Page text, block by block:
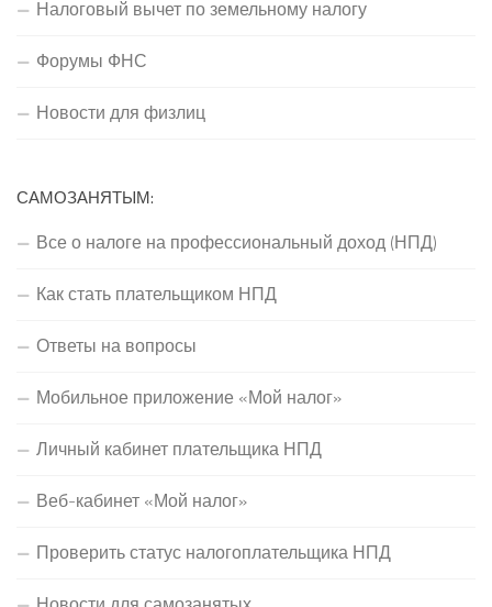
Налоговый вычет по земельному налогу
Форумы ФНС
Новости для физлиц
САМОЗАНЯТЫМ:
Все о налоге на профессиональный доход (НПД)
Как стать плательщиком НПД
Ответы на вопросы
Мобильное приложение «Мой налог»
Личный кабинет плательщика НПД
Веб-кабинет «Мой налог»
Проверить статус налогоплательщика НПД